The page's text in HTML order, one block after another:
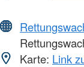
Karte: Link